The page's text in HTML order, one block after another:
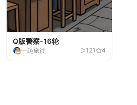
Q版警察-16轮
一起旅行 121 4